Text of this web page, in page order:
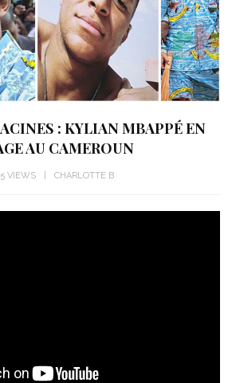
: KYLIAN MBAPPÉ EN
AU CAMEROUN
VIEWS CHARLOTTE B